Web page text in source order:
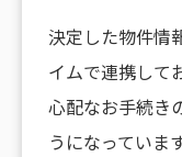
決定した物件情
イムで連携して
心配なお手続き
うになっています